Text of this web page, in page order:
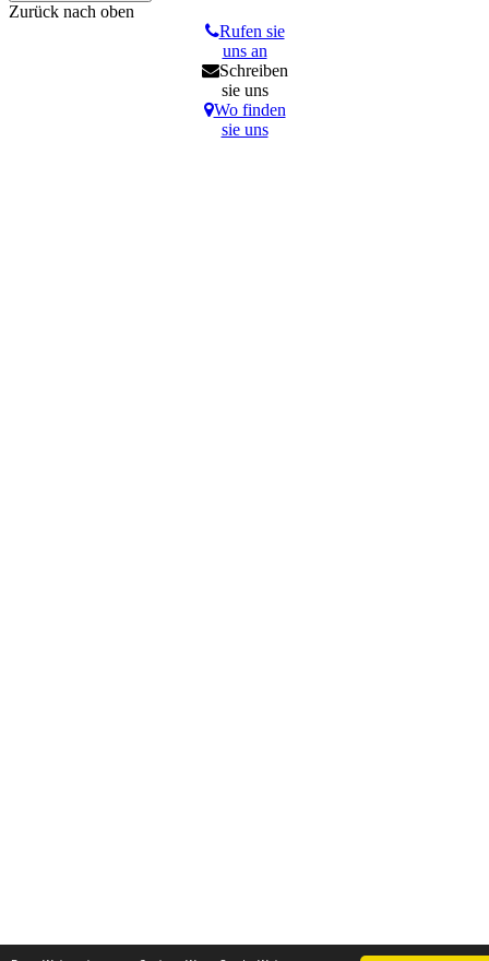
Zurück nach oben
Rufen sie
uns an
Schreiben
sie uns
Wo finden
sie uns